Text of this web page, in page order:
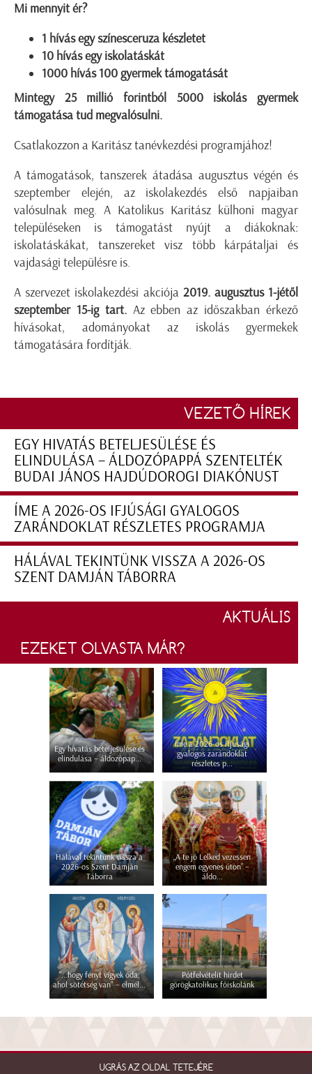
Mi mennyit ér?
1 hívás egy színesceruza készletet
10 hívás egy iskolatáskát
1000 hívás 100 gyermek támogatását
Mintegy 25 millió forintból 5000 iskolás gyermek
támogatása tud megvalósulni.
Csatlakozzon a Karitász tanévkezdési programjához!
A támogatások, tanszerek átadása augusztus végén és
szeptember elején, az iskolakezdés első napjaiban
valósulnak meg. A Katolikus Karitász külhoni magyar
településeken is támogatást nyújt a diákoknak:
iskolatáskákat, tanszereket visz több kárpátaljai és
vajdasági településre is.
A szervezet iskolakezdési akciója 2019. augusztus 1-jétől
szeptember 15-ig tart.Az ebben az időszakban érkező
hívásokat, adományokat az iskolás gyermekek
támogatására fordítják.
VEZETŐ HÍREK
EGY HIVATÁS BETELJESÜLÉSE ÉS
ELINDULÁSA – ÁLDOZÓPAPPÁ SZENTELTÉK
BUDAI JÁNOS HAJDÚDOROGI DIAKÓNUST
ÍME A 2026-OS IFJÚSÁGI GYALOGOS
ZARÁNDOKLAT RÉSZLETES PROGRAMJA
HÁLÁVAL TEKINTÜNK VISSZA A 2026-OS
SZENT DAMJÁN TÁBORRA
AKTUÁLIS
EZEKET OLVASTA MÁR?
Egy hivatás beteljesülése és
elindulása – áldozópap...
Íme a 2026-os ifjúsági
gyalogos zarándoklat
részletes p...
Hálával tekintünk vissza a
2026-os Szent Damján
Táborra
„A te jó Lelked vezessen
engem egyenes úton” –
áldo...
"...hogy fényt vigyek oda,
ahol sötétség van" – elmél...
Pótfelvételit hirdet
görögkatolikus főiskolánk
UGRÁS AZ OLDAL TETEJÉRE